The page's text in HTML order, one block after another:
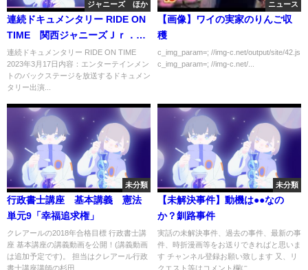
ジャニーズ ほか
連続ドキュメンタリー RIDE ON
TIME 関西ジャニーズＪｒ．に
密着 3月17日
連続ドキュメンタリー RIDE ON TIME
2023年3月17日内容：エンターテインメン
トのバックステージを放送するドキュメン
タリー出演...
ニュース
【画像】ワイの実家のりんご収
穫
c_img_param=; //img-c.net/output/site/42.js
c_img_param=; //img-c.net/...
未分類
行政書士講座 基本講義 憲法
単元9「幸福追求権」
クレアールの2018年合格目標 行政書士講
座 基本講座の講義動画を公開！(講義動画
は追加予定です)。 担当はクレアール行政
書士講座講師の杉田...
未分類
【未解決事件】動機は●●なの
か？釧路事件
実話の未解決事件、過去の事件、最新の事
件、時折漫画等をお送りできればと思いま
す チャンネル登録お願い致します 又、リ
クエスト等はコメント欄に...